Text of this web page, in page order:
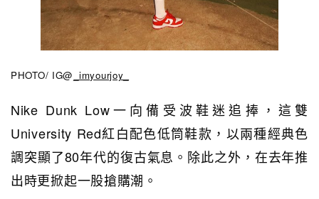
PHOTO/ IG@ _imyourjoy_
Nike Dunk Low一向備受波鞋迷追捧，這雙
University Red紅白配色低筒鞋款，以兩種經典色
調突顯了80年代的復古氣息。除此之外，在去年推
出時更掀起一股搶購潮。